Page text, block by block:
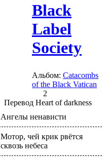
Black
Label
Society
Альбом: Catacombs
of the Black Vatican
2
ПереводHeart of darkness
Ангелы ненависти
Мотор, чей крик рвётся
сквозь небеса